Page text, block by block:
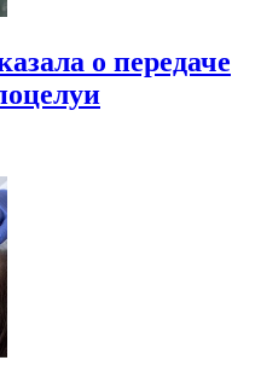
о передаче